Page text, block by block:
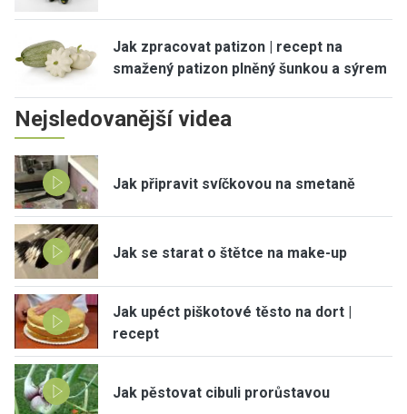
Jak zpracovat patizon | recept na
smažený patizon plněný šunkou a sýrem
Nejsledovanější videa
Jak připravit svíčkovou na smetaně
Jak se starat o štětce na make-up
Jak upéct piškotové těsto na dort |
recept
Jak pěstovat cibuli prorůstavou